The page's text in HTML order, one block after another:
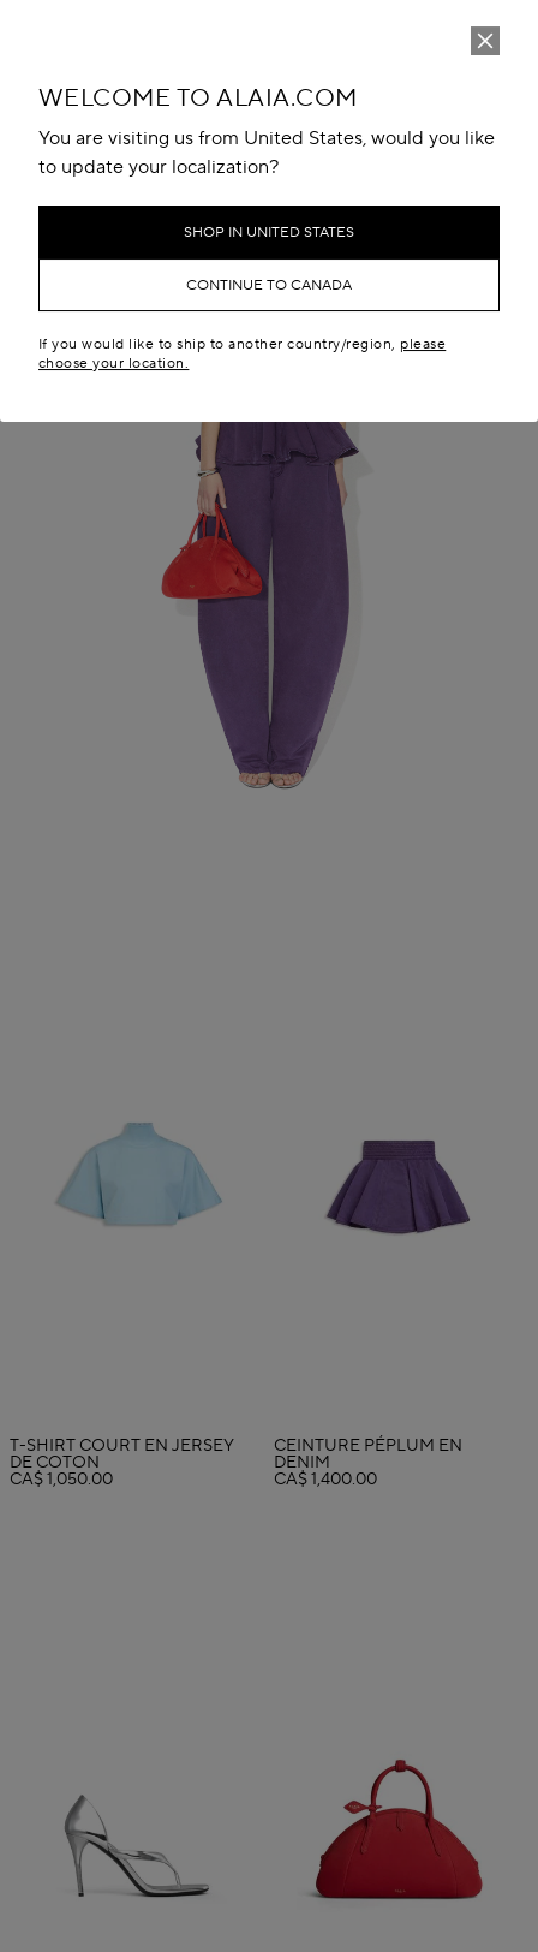
WELCOME TO ALAIA.COM
You are visiting us from United States, would you like
to update your localization?
SHOP IN UNITED STATES
CONTINUE TO CANADA
If you would like to ship to another country/region, please
choose your location.
T-SHIRT COURT EN JERSEY
DE COTON
CA$ 1,050.00
CEINTURE PÉPLUM EN
DENIM
CA$ 1,400.00